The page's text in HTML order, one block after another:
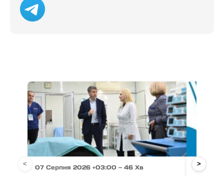
07 Серпня 2026 +03:00 — 46 Хв 07
< >